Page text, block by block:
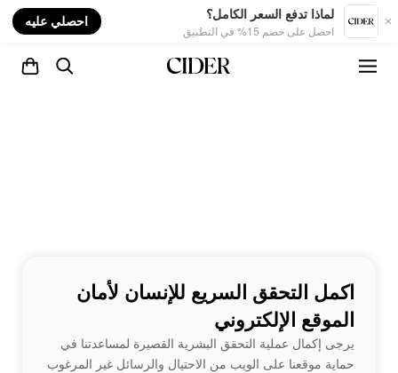
لماذا تدفع السعر الكامل؟
احصل على خصم 15% في التطبيق
احصلي عليه
اكمل التحقق السريع للإنسان لأمان
الموقع الإلكتروني
يرجى إكمال عملية التحقق البشرية القصيرة لمساعدتنا في
حماية موقعنا على الويب من الاحتيال والرسائل غير المرغوب